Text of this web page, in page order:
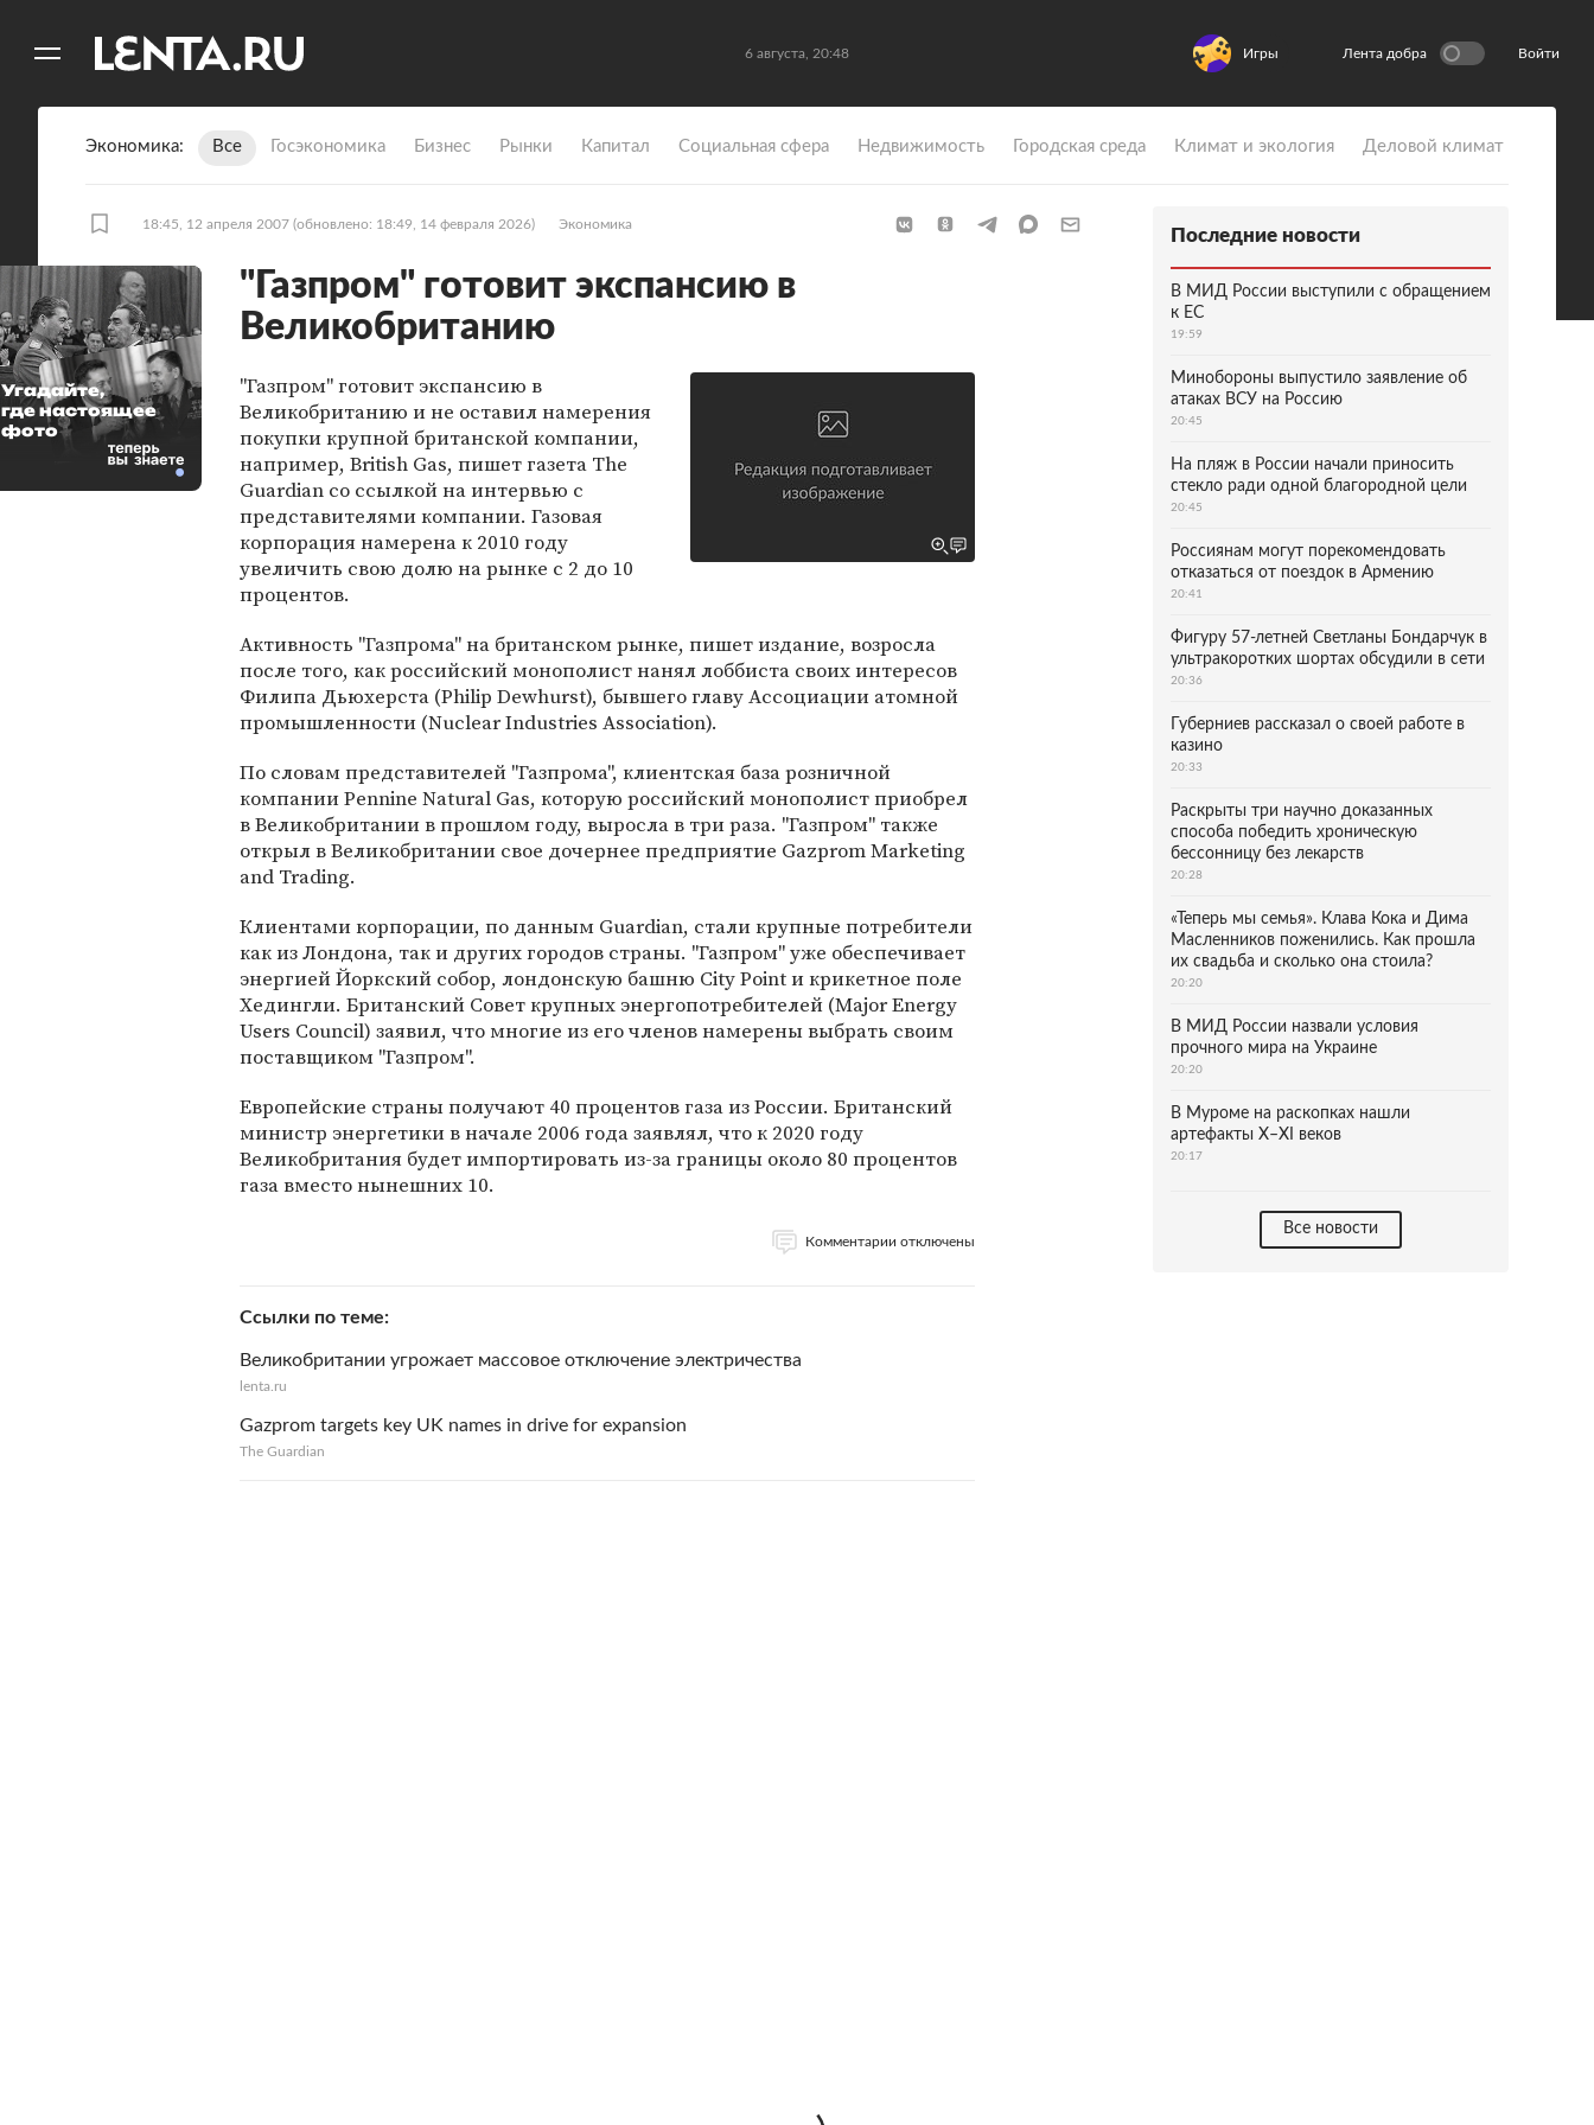
6 августа, 20:48 Игры Лента добра Войти
Экономика Все Госэкономика Бизнес Рынки Капитал Социальная сфера Недвижимость Городская среда Климат и экология Деловой климат
18:45, 12 апреля 2007 (обновлено: 18:49, 14 февраля 2026) Экономика
"Газпром" готовит экспансию в
Великобританию
"Газпром" готовит экспансию в
Великобританию и не оставил намерения
покупки крупной британской компании,
например, British Gas, пишет газета The
Guardian со ссылкой на интервью с
представителями компании. Газовая
корпорация намерена к 2010 году
увеличить свою долю на рынке с 2 до 10
процентов.
Активность "Газпрома" на британском рынке, пишет издание, возросла
после того, как российский монополист нанял лоббиста своих интересов
Филипа Дьюхерста (Philip Dewhurst), бывшего главу Ассоциации атомной
промышленности (Nuclear Industries Association).
По словам представителей "Газпрома", клиентская база розничной
компании Pennine Natural Gas, которую российский монополист приобрел
в Великобритании в прошлом году, выросла в три раза. "Газпром" также
открыл в Великобритании свое дочернее предприятие Gazprom Marketing
and Trading.
Клиентами корпорации, по данным Guardian, стали крупные потребители
как из Лондона, так и других городов страны. "Газпром" уже обеспечивает
энергией Йоркский собор, лондонскую башню City Point и крикетное поле
Хедингли. Британский Совет крупных энергопотребителей (Major Energy
Users Council) заявил, что многие из его членов намерены выбрать своим
поставщиком "Газпром".
Европейские страны получают 40 процентов газа из России. Британский
министр энергетики в начале 2006 года заявлял, что к 2020 году
Великобритания будет импортировать из-за границы около 80 процентов
газа вместо нынешних 10.
Комментарии отключены
Ссылки по теме
Великобритании угрожает массовое отключение электричества
lenta.ru
Gazprom targets key UK names in drive for expansion
The Guardian
Угадайте,
где настоящее
фото
Последние новости
В МИД России выступили с обращением
к ЕС
19:59
Минобороны выпустило заявление об
атаках ВСУ на Россию
20:45
На пляж в России начали приносить
стекло ради одной благородной цели
20:45
Россиянам могут порекомендовать
отказаться от поездок в Армению
20:41
Фигуру 57-летней Светланы Бондарчук в
ультракоротких шортах обсудили в сети
20:36
Губерниев рассказал о своей работе в
казино
20:33
Раскрыты три научно доказанных
способа победить хроническую
бессонницу без лекарств
20:28
«Теперь мы семья». Клава Кока и Дима
Масленников поженились. Как прошла
их свадьба и сколько она стоила?
20:20
В МИД России назвали условия
прочного мира на Украине
20:20
В Муроме на раскопках нашли
артефакты X–XI веков
20:17
Все новости